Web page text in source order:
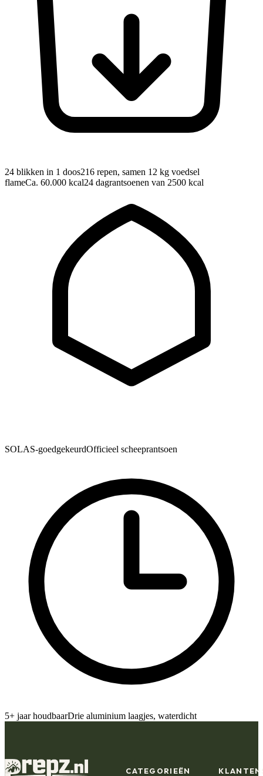
24 blikken in 1 doos216 repen, samen 12 kg voedsel
flameCa. 60.000 kcal24 dagrantsoenen van 2500 kcal
SOLAS-goedgekeurdOfficieel scheeprantsoen
5+ jaar houdbaarDrie aluminium laagjes, waterdicht
CATEGORIEËN